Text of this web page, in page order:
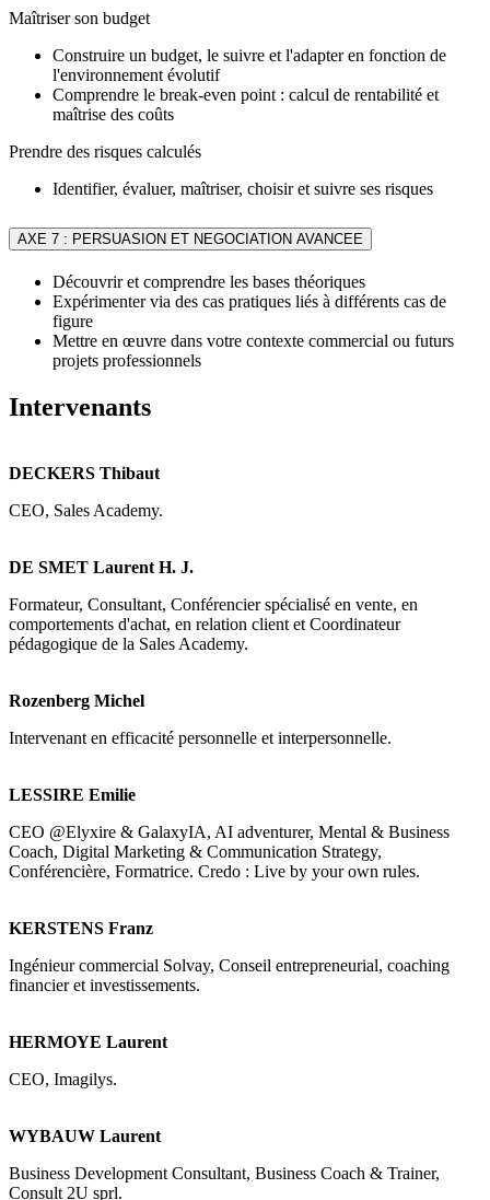
Maîtriser son budget
Construire un budget, le suivre et l'adapter en fonction de
l'environnement évolutif
Comprendre le break-even point : calcul de rentabilité et
maîtrise des coûts
Prendre des risques calculés
Identifier, évaluer, maîtriser, choisir et suivre ses risques
AXE 7 : PERSUASION ET NEGOCIATION AVANCEE
Découvrir et comprendre les bases théoriques
Expérimenter via des cas pratiques liés à différents cas de
figure
Mettre en œuvre dans votre contexte commercial ou futurs
projets professionnels
Intervenants
DECKERS Thibaut
CEO, Sales Academy.
DE SMET Laurent H. J.
Formateur, Consultant, Conférencier spécialisé en vente, en
comportements d'achat, en relation client et Coordinateur
pédagogique de la Sales Academy.
Rozenberg Michel
Intervenant en efficacité personnelle et interpersonnelle.
LESSIRE Emilie
CEO @Elyxire & GalaxyIA, AI adventurer, Mental & Business
Coach, Digital Marketing & Communication Strategy,
Conférencière, Formatrice. Credo : Live by your own rules.
KERSTENS Franz
Ingénieur commercial Solvay, Conseil entrepreneurial, coaching
financier et investissements.
HERMOYE Laurent
CEO, Imagilys.
WYBAUW Laurent
Business Development Consultant, Business Coach & Trainer,
Consult 2U sprl.